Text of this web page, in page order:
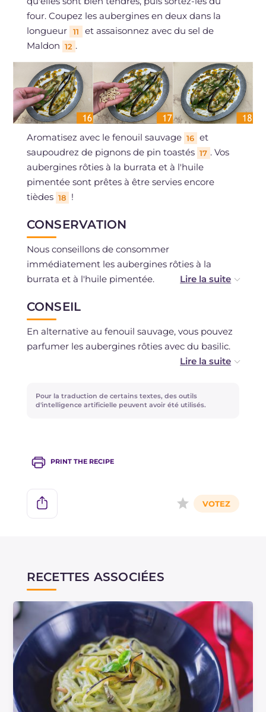
four. Coupez les aubergines en deux dans la
longueur
11
et assaisonnez avec du sel de
Maldon 12 .
Aromatisez avec le fenouil sauvage 16 et
saupoudrez de pignons de pin toastés 17 . Vos
aubergines rôties à la burrata et à l'huile
pimentée sont prêtes à être servies encore
tièdes 18 !
CONSERVATION
Nous conseillons de consommer
immédiatement les aubergines rôties à la
burrata et à l'huile pimentée.
L'huile pimentée peut se conserver au
réfrigérateur pendant 5 à 6 jours.
CONSEIL
En alternative au fenouil sauvage, vous pouvez
parfumer les aubergines rôties avec du basilic.
Pour la traduction de certains textes, des outils
d'intelligence artificielle peuvent avoir été utilisés.
PRINT THE RECIPE
RECETTES ASSOCIÉES